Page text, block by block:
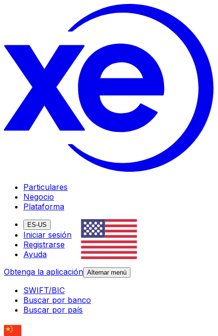
Particulares
Negocio
Plataforma
ES-US
Iniciar sesión
Registrarse
Ayuda
Obtenga la aplicación Alternar menú
SWIFT/BIC
Buscar por banco
Buscar por país